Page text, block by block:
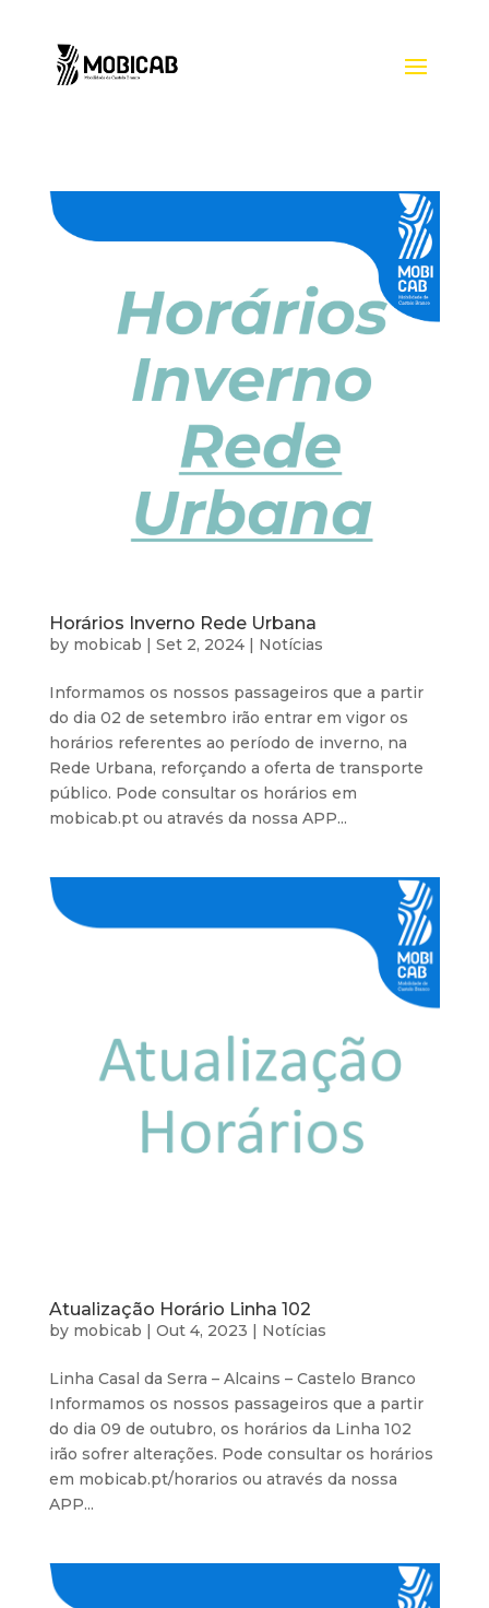
Horários Inverno Rede Urbana
by mobicab | Set 2, 2024| Notícias
Informamos os nossos passageiros que a partir
do dia 02 de setembro irão entrar em vigor os
horários referentes ao período de inverno, na
Rede Urbana, reforçando a oferta de transporte
público. Pode consultar os horários em
mobicab.pt ou através da nossa APP...
Atualização Horário Linha 102
by mobicab | Out 4, 2023 | Notícias
Linha Casal da Serra – Alcains – Castelo Branco
Informamos os nossos passageiros que a partir
do dia 09 de outubro, os horários da Linha 102
irão sofrer alterações. Pode consultar os horários
em mobicab.pt/horarios ou através da nossa
APP...